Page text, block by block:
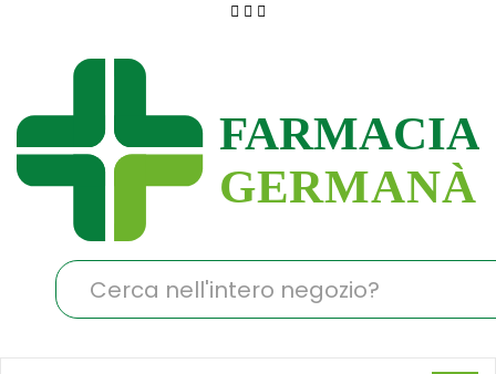
principale
Germanà
Cerca
Prodotto